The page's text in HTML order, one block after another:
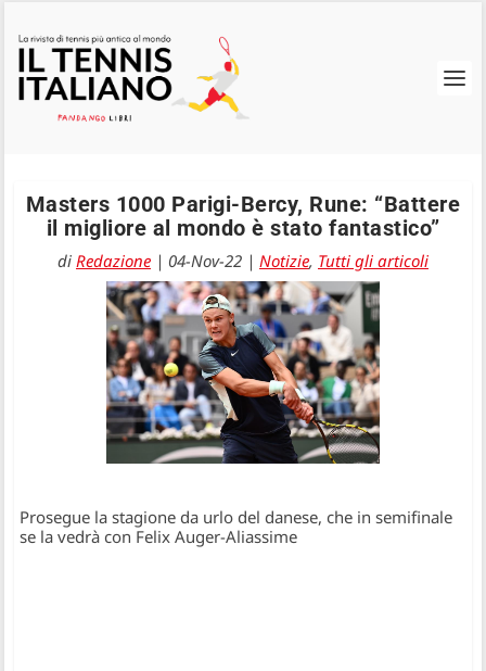
Masters 1000 Parigi-Bercy, Rune: “Battere
il migliore al mondo è stato fantastico”
di Redazione | 04-Nov-22 | Notizie, Tutti gli articoli
Prosegue la stagione da urlo del danese, che in semifinale
se la vedrà con Felix Auger-Aliassime